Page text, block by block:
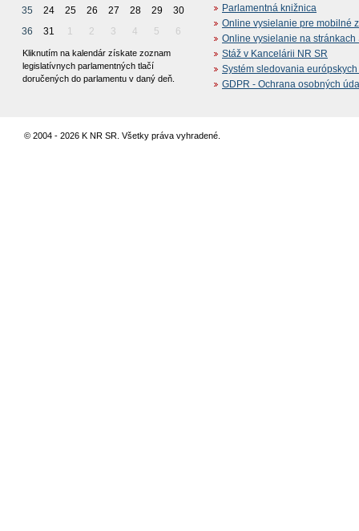
35
24 25 26 27 28 29
30
36
31 1 2 3 4 5 6
Kliknutím na kalendár získate zoznam
legislatívnych parlamentných tlačí
doručených do parlamentu v daný deň.
Parlamentná knižnica
Online vysielanie pre mobilné
Online vysielanie na stránkach
Stáž v Kancelárii NR SR
Systém sledovania
GDPR - Ochrana osobných
© 2004 - 2026 K NR SR. Všetky práva vyhradené.